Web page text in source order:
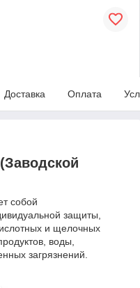
Доставка Оплата
собой
защиты,
и щелочных
воды,
загрязнений.